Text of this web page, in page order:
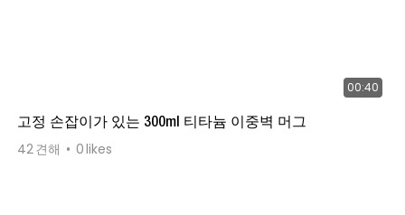
00:40
고정 손잡이가 있는 300ml 티타늄 이중벽 머그
42견해 0likes